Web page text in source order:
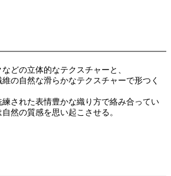
どの立体的なテクスチャーと、
の自然な滑らかなテクスチャーで形つく
された表情豊かな織り方で絡み合ってい
然の質感を思い起こさせる。